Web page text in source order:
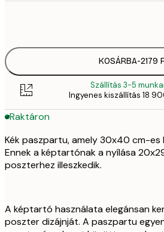
KOSÁRBA-2179
Szállítás 3-5
Ingyenes kiszállítás 18
Raktáron
Kék paszpartu, amely 30x40 cm-es
Ennek a képtartónak a nyílása
poszterhez illeszkedik.
A képtartó használata elegánsan
poszter dizájnját. A paszpartu